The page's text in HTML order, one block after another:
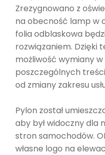
Zrezygnowano z
na obecność lamp w
folia odblaskowa
rozwiązaniem. Dzięki
możliwość wymiany w
poszczególnych
od zmiany zakresu
Pylon został
aby był widoczny dla
stron samochodów.
własne logo na